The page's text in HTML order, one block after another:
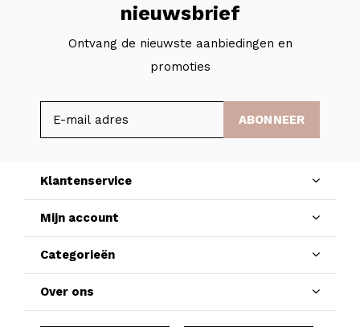
nieuwsbrief
Ontvang de nieuwste aanbiedingen en
promoties
ABONNEER
Klantenservice
Mijn account
Categorieën
Over ons